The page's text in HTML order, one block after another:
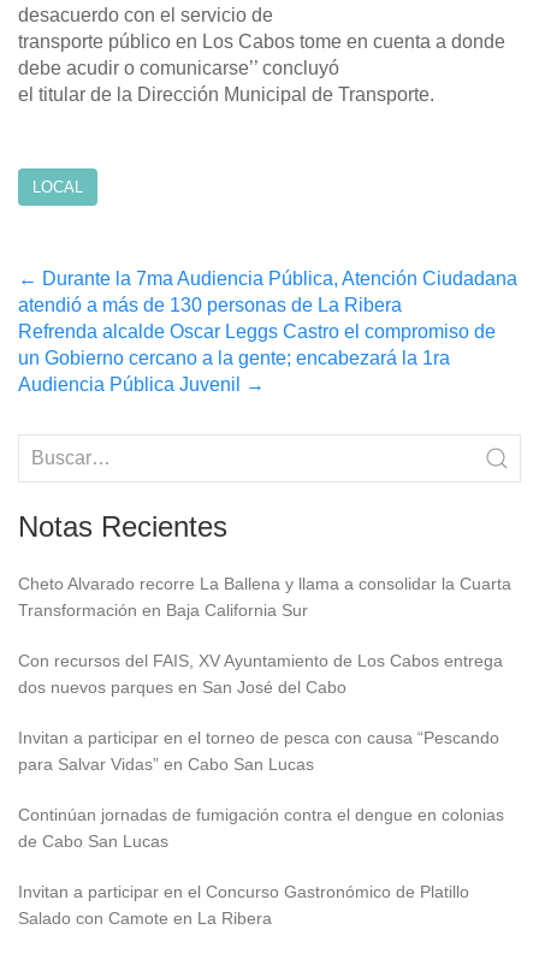
desacuerdo con el servicio de
transporte público en Los Cabos tome en cuenta a donde
debe acudir o comunicarse’’ concluyó
el titular de la Dirección Municipal de Transporte.
LOCAL
Post
navigation
← Durante la 7ma Audiencia Pública, Atención Ciudadana
atendió a más de 130 personas de La Ribera
Refrenda alcalde Oscar Leggs Castro el compromiso de
un Gobierno cercano a la gente; encabezará la 1ra
Audiencia Pública Juvenil
→
Notas Recientes
Cheto Alvarado recorre La Ballena y llama a consolidar la Cuarta
Transformación en Baja California Sur
Con recursos del FAIS, XV Ayuntamiento de Los Cabos entrega
dos nuevos parques en San José del Cabo
Invitan a participar en el torneo de pesca con causa “Pescando
para Salvar Vidas” en Cabo San Lucas
Continúan jornadas de fumigación contra el dengue en colonias
de Cabo San Lucas
Invitan a participar en el Concurso Gastronómico de Platillo
Salado con Camote en La Ribera